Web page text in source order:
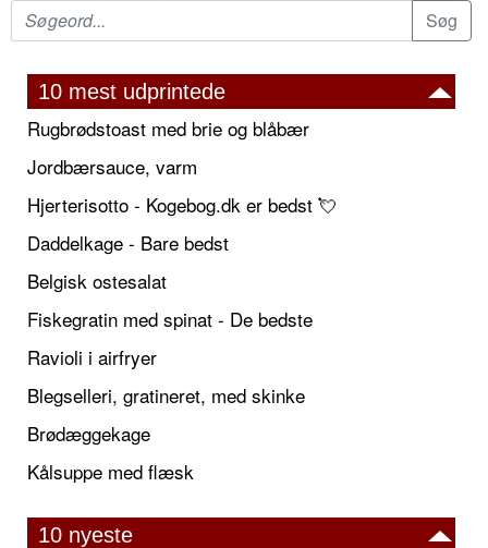
10 mest udprintede
Rugbrødstoast med brie og blåbær
Jordbærsauce, varm
Hjerterisotto - Kogebog.dk er bedst 💘
Daddelkage - Bare bedst
Belgisk ostesalat
Fiskegratin med spinat - De bedste
Ravioli i airfryer
Blegselleri, gratineret, med skinke
Brødæggekage
Kålsuppe med flæsk
10 nyeste